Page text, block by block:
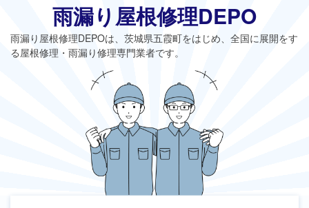
雨漏り屋根修理DEPO
雨漏り屋根修理DEPOは、茨城県五霞町をはじめ、全国に展開をす
る屋根修理・雨漏り修理専門業者です。